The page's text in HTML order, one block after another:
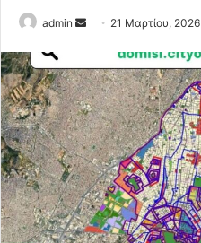
admin
Send 21 Μαρτίου, 2026